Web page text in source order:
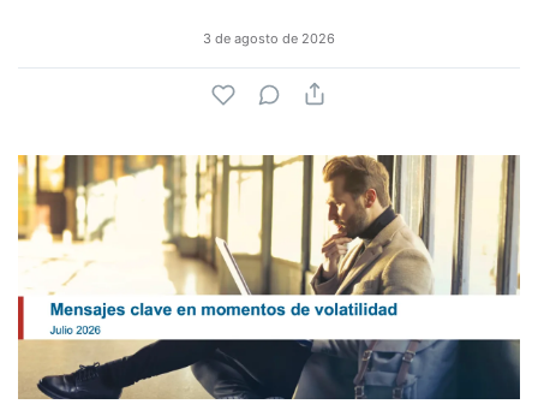
3 de agosto de 2026